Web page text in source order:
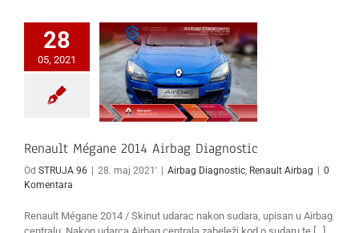
28
05, 2021
Renault Mégane 2014
Airbag Diagnostic
Renault
Airbag
Renault Mégane 2014 Airbag Diagnostic
Od STRUJA 96 28. maj 2021' Airbag Diagnostic, Renault Airbag
0
Komentara
Renault Mégane 2014 / Skinut udarac nakon sudara, upisan u Airbag